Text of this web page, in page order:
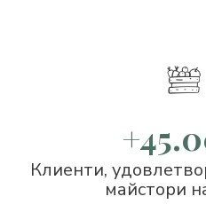
Клиенти,
майстори